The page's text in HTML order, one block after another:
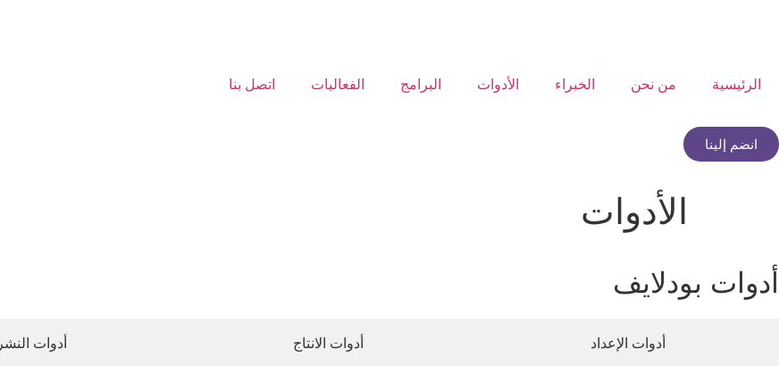
الرئيسية من نحن الخبراء الأدوات البرامج الفعاليات اتصل بنا
انضم إلينا
الأدوات
أدوات بودلايف
أدوات الإعداد أدوات الانتاج أدوات النشر